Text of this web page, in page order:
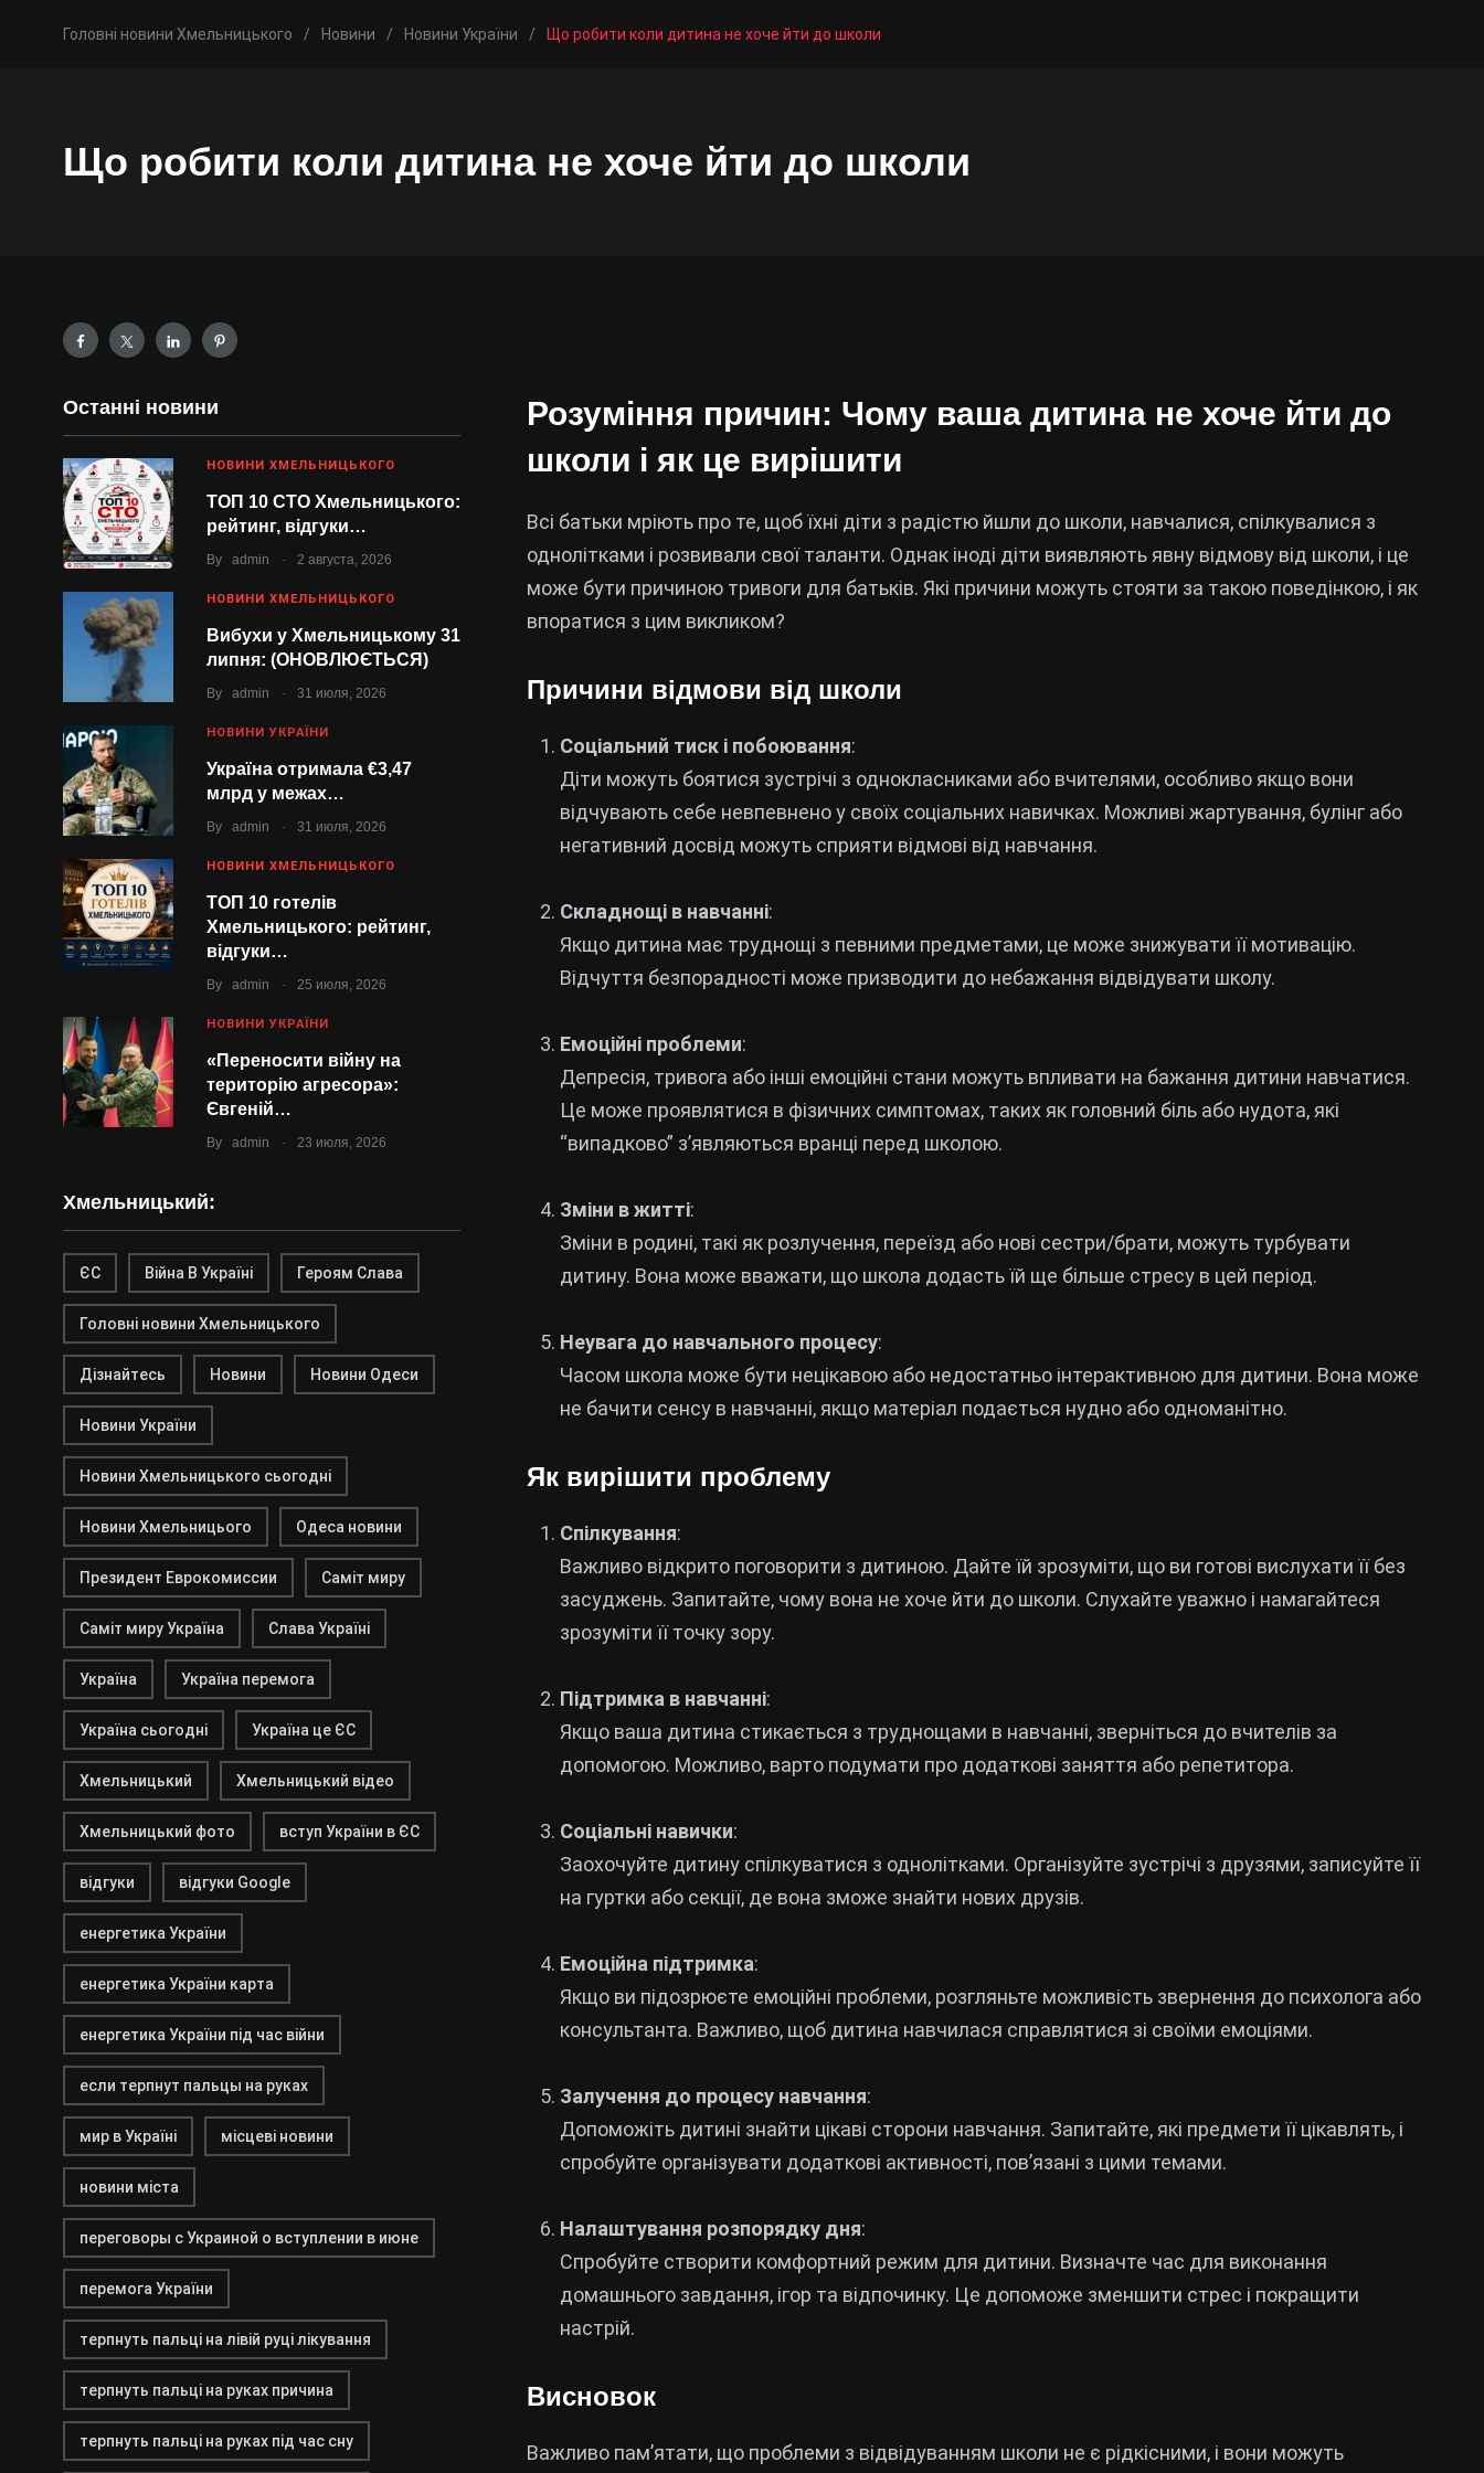
Головні новини Хмельницького / Новини / Новини України / Що робити коли дитина не хоче йти до школи
Що робити коли дитина не хоче йти до школи
Останні новини
НОВИНИ ХМЕЛЬНИЦЬКОГО
ТОП 10 СТО Хмельницького:
рейтинг, відгуки…
By admin . 2 августа, 2026
НОВИНИ ХМЕЛЬНИЦЬКОГО
Вибухи у Хмельницькому 31
липня: (ОНОВЛЮЄТЬСЯ)
By admin . 31 июля, 2026
НОВИНИ УКРАЇНИ
Україна отримала €3,47
млрд у межах…
By admin . 31 июля, 2026
НОВИНИ ХМЕЛЬНИЦЬКОГО
ТОП 10 готелів
Хмельницького: рейтинг,
відгуки…
By admin . 25 июля, 2026
НОВИНИ УКРАЇНИ
«Переносити війну на
територію агресора»:
Євгеній…
By admin . 23 июля, 2026
Хмельницький:
ЄС Війна В Україні Героям Слава
Головні новини Хмельницького
Дізнайтесь Новини Новини Одеси
Новини України
Новини Хмельницького сьогодні
Новини Хмельницього Одеса новини
Президент Еврокомиссии Саміт миру
Саміт миру Україна Слава Україні
Україна Україна перемога
Україна сьогодні Україна це ЄС
Хмельницький Хмельницький відео
Хмельницький фото вступ України в ЄС
відгуки відгуки Google
енергетика України
енергетика України карта
енергетика України під час війни
если терпнут пальцы на руках
мир в Україні місцеві новини
новини міста
переговоры с Украиной о вступлении в июне
перемога України
терпнуть пальці на лівій руці лікування
терпнуть пальці на руках причина
терпнуть пальці на руках під час сну
Розуміння причин: Чому ваша дитина не хоче йти до
школи і як це вирішити
Всі батьки мріють про те, щоб їхні діти з радістю йшли до школи, навчалися, спілкувалися з
однолітками і розвивали свої таланти. Однак іноді діти виявляють явну відмову від школи, і це
може бути причиною тривоги для батьків. Які причини можуть стояти за такою поведінкою, і як
впоратися з цим викликом?
Причини відмови від школи
Соціальний тиск і побоювання:
Діти можуть боятися зустрічі з однокласниками або вчителями, особливо якщо вони
відчувають себе невпевнено у своїх соціальних навичках. Можливі жартування, булінг або
негативний досвід можуть сприяти відмові від навчання.
Складнощі в навчанні:
Якщо дитина має труднощі з певними предметами, це може знижувати її мотивацію.
Відчуття безпорадності може призводити до небажання відвідувати школу.
Емоційні проблеми:
Депресія, тривога або інші емоційні стани можуть впливати на бажання дитини навчатися.
Це може проявлятися в фізичних симптомах, таких як головний біль або нудота, які
“випадково” з’являються вранці перед школою.
Зміни в житті:
Зміни в родині, такі як розлучення, переїзд або нові сестри/брати, можуть турбувати
дитину. Вона може вважати, що школа додасть їй ще більше стресу в цей період.
Неувага до навчального процесу:
Часом школа може бути нецікавою або недостатньо інтерактивною для дитини. Вона може
не бачити сенсу в навчанні, якщо матеріал подається нудно або одноманітно.
Як вирішити проблему
Спілкування:
Важливо відкрито поговорити з дитиною. Дайте їй зрозуміти, що ви готові вислухати її без
засуджень. Запитайте, чому вона не хоче йти до школи. Слухайте уважно і намагайтеся
зрозуміти її точку зору.
Підтримка в навчанні:
Якщо ваша дитина стикається з труднощами в навчанні, зверніться до вчителів за
допомогою. Можливо, варто подумати про додаткові заняття або репетитора.
Соціальні навички:
Заохочуйте дитину спілкуватися з однолітками. Організуйте зустрічі з друзями, записуйте її
на гуртки або секції, де вона зможе знайти нових друзів.
Емоційна підтримка:
Якщо ви підозрюєте емоційні проблеми, розгляньте можливість звернення до психолога або
консультанта. Важливо, щоб дитина навчилася справлятися зі своїми емоціями.
Залучення до процесу навчання:
Допоможіть дитині знайти цікаві сторони навчання. Запитайте, які предмети її цікавлять, і
спробуйте організувати додаткові активності, пов’язані з цими темами.
Налаштування розпорядку дня:
Спробуйте створити комфортний режим для дитини. Визначте час для виконання
домашнього завдання, ігор та відпочинку. Це допоможе зменшити стрес і покращити
настрій.
Висновок
Важливо пам’ятати, що проблеми з відвідуванням школи не є рідкісними, і вони можуть